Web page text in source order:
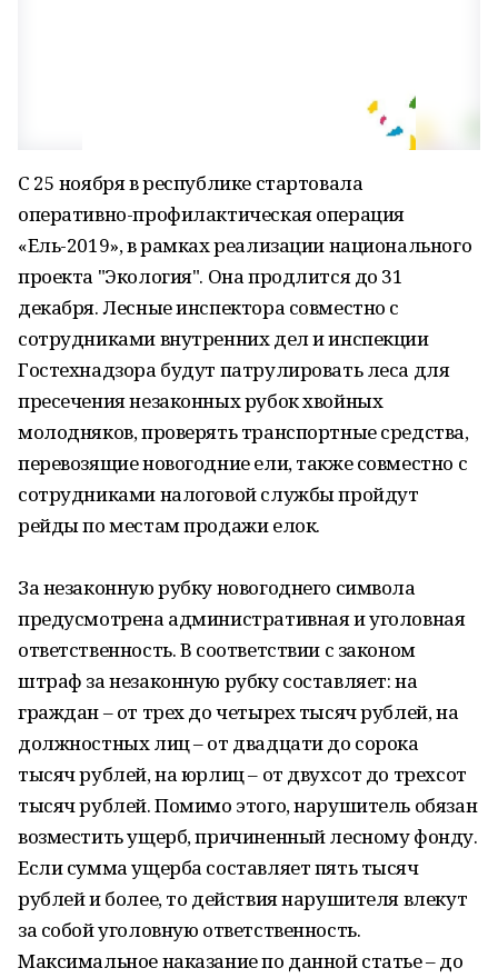
С 25 ноября в республике стартовала
оперативно-профилактическая операция
«Ель-2019», в рамках реализации национального
проекта "Экология". Она продлится до 31
декабря. Лесные инспектора совместно с
сотрудниками внутренних дел и инспекции
Гостехнадзора будут патрулировать леса для
пресечения незаконных рубок хвойных
молодняков, проверять транспортные средства,
перевозящие новогодние ели, также совместно с
сотрудниками налоговой службы пройдут
рейды по местам продажи елок.
За незаконную рубку новогоднего символа
предусмотрена административная и уголовная
ответственность. В соответствии с законом
штраф за незаконную рубку составляет: на
граждан – от трех до четырех тысяч рублей, на
должностных лиц – от двадцати до сорока
тысяч рублей, на юрлиц – от двухсот до трехсот
тысяч рублей. Помимо этого, нарушитель обязан
возместить ущерб, причиненный лесному фонду.
Если сумма ущерба составляет пять тысяч
рублей и более, то действия нарушителя влекут
за собой уголовную ответственность.
Максимальное наказание по данной статье – до